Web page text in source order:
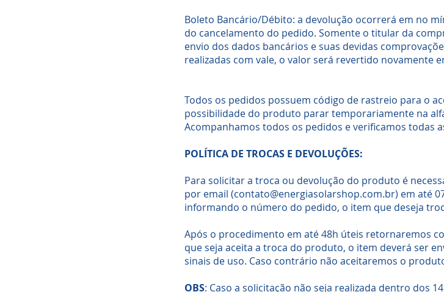
Boleto Bancário/Débito: a devolução ocorrerá em no
do cancelamento do pedido. Somente o titular da
envio dos dados bancários e suas devidas
realizadas com vale, o valor será revertido novamente
Todos os pedidos possuem código de rastreio para o
possibilidade do produto parar temporariamente na
Acompanhamos todos os pedidos e verificamos todas
POLÍTICA DE TROCAS E DEVOLUÇÕES:
Para solicitar a troca ou devolução do produto é
por email (contato@energiasolarshop.com.br) em até
informando o número do pedido, o item que deseja
Após o procedimento em até 48h úteis retornaremos
que seja aceita a troca do produto, o item deverá ser
sinais de uso. Caso contrário não aceitaremos o
OBS: Caso a solicitação não seja realizada dentro dos